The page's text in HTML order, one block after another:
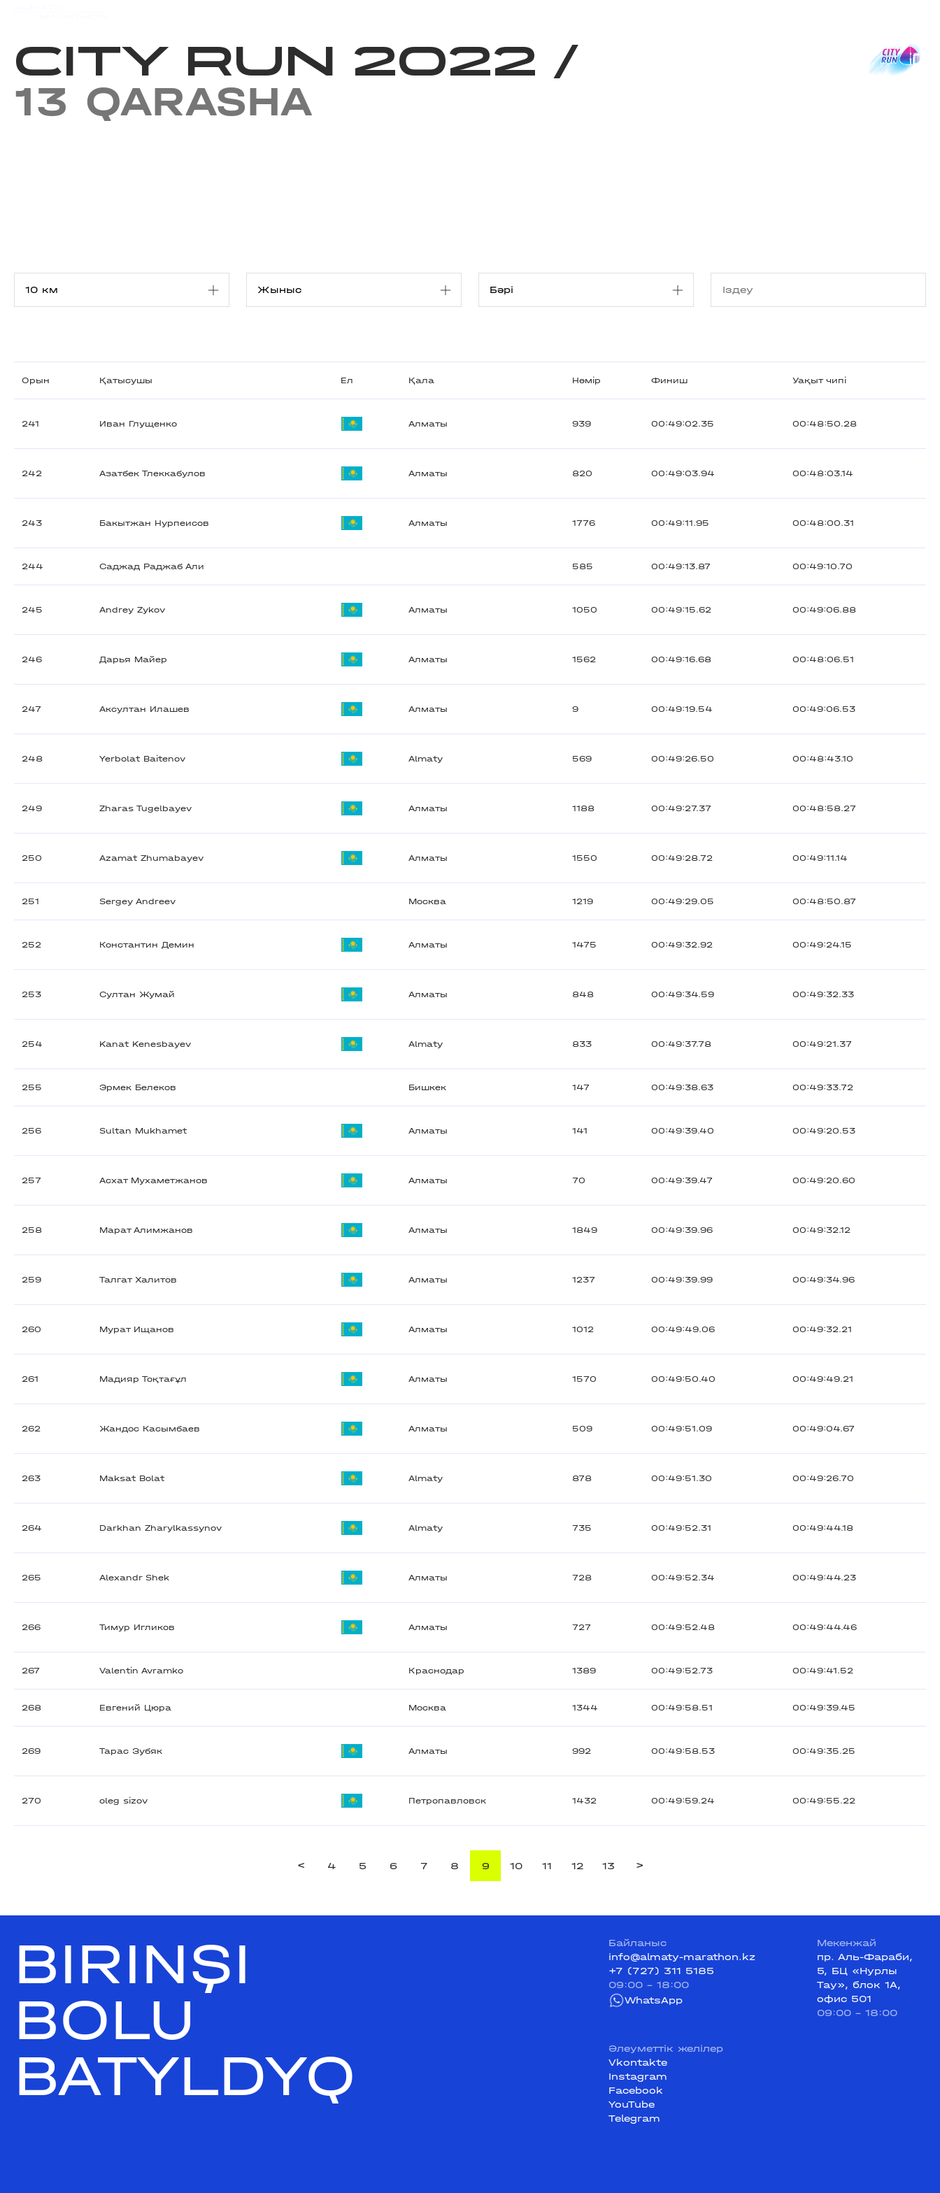
CITY RUN 2022 /
13 QARASHA
Орын Қатысушы Ел Қала Нөмір Финиш Уақыт чипі
241 Иван Глущенко Алматы 939 00:49:02.35 00:48:50.28
242 Азатбек Тлеккабулов Алматы 820 00:49:03.94 00:48:03.14
243 Бакытжан Нурпеисов Алматы 1776 00:49:11.95 00:48:00.31
244 Саджад Раджаб Али 585 00:49:13.87 00:49:10.70
245 Andrey Zykov Алматы 1050 00:49:15.62 00:49:06.88
246 Дарья Майер Алматы 1562 00:49:16.68 00:48:06.51
247 Аксултан Илашев Алматы 9 00:49:19.54 00:49:06.53
248 Yerbolat Baitenov Almaty 569 00:49:26.50 00:48:43.10
249 Zharas Tugelbayev Алматы 1188 00:49:27.37 00:48:58.27
250 Azamat Zhumabayev Алматы 1550 00:49:28.72 00:49:11.14
251 Sergey Andreev Москва 1219 00:49:29.05 00:48:50.87
252 Константин Демин Алматы 1475 00:49:32.92 00:49:24.15
253 Султан Жумай Алматы 848 00:49:34.59 00:49:32.33
254 Kanat Kenesbayev Almaty 833 00:49:37.78 00:49:21.37
255 Эрмек Белеков Бишкек 147 00:49:38.63 00:49:33.72
256 Sultan Mukhamet Алматы 141 00:49:39.40 00:49:20.53
257 Асхат Мухаметжанов Алматы 70 00:49:39.47 00:49:20.60
258 Марат Алимжанов Алматы 1849 00:49:39.96 00:49:32.12
259 Талгат Халитов Алматы 1237 00:49:39.99 00:49:34.96
260 Мурат Ищанов Алматы 1012 00:49:49.06 00:49:32.21
261 Мадияр Тоқтағұл Алматы 1570 00:49:50.40 00:49:49.21
262 Жандос Касымбаев Алматы 509 00:49:51.09 00:49:04.67
263 Maksat Bolat Almaty 878 00:49:51.30 00:49:26.70
264 Darkhan Zharylkassynov Almaty 735 00:49:52.31 00:49:44.18
265 Alexandr Shek Алматы 728 00:49:52.34 00:49:44.23
266 Тимур Игликов Алматы 727 00:49:52.48 00:49:44.46
267 Valentin Avramko Краснодар 1389 00:49:52.73 00:49:41.52
268 Евгений Цюра Москва 1344 00:49:58.51 00:49:39.45
269 Тарас Зубяк Алматы 992 00:49:58.53 00:49:35.25
270 oleg sizov Петропавловск 1432 00:49:59.24 00:49:55.22
< 4 5 6 7 8 9 10 11 12 13 >
BIRINŞI
BOLU
BATYLDYQ
Байланыс
info@almaty-marathon.kz
+7 (727) 311 5185
09:00 - 18:00
WhatsApp
Мекенжай
пр. Аль-Фараби,
5, БЦ «Нурлы
Тау», блок 1А,
офис 501
09:00 - 18:00
Әлеуметтік желілер
Vkontakte
Instagram
Facebook
YouTube
Telegram